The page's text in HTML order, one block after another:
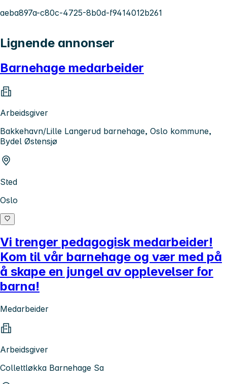
aeba897a-c80c-4725-8b0d-f9414012b261
Lignende annonser
Barnehage medarbeider
Arbeidsgiver
Bakkehavn/Lille Langerud barnehage, Oslo kommune,
Bydel Østensjø
Sted
Oslo
Vi trenger pedagogisk medarbeider!
Kom til vår barnehage og vær med på
å skape en jungel av opplevelser for
barna!
Medarbeider
Arbeidsgiver
Collettløkka Barnehage Sa